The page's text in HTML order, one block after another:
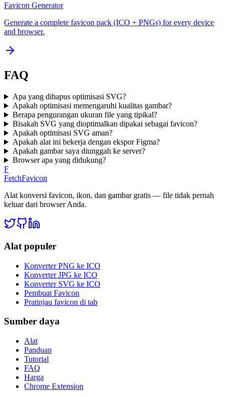
Favicon Generator
Generate a complete favicon pack (ICO + PNGs) for every device
and browser.
FAQ
Apa yang dihapus optimisasi SVG?
Apakah optimisasi memengaruhi kualitas gambar?
Berapa pengurangan ukuran file yang tipikal?
Bisakah SVG yang dioptimalkan dipakai sebagai favicon?
Apakah optimisasi SVG aman?
Apakah alat ini bekerja dengan ekspor Figma?
Apakah gambar saya diunggah ke server?
Browser apa yang didukung?
F
FetchFavicon
Alat konversi favicon, ikon, dan gambar gratis — file tidak pernah
keluar dari browser Anda.
Alat populer
Konverter PNG ke ICO
Konverter JPG ke ICO
Konverter SVG ke ICO
Pembuat Favicon
Pratinjau favicon di tab
Sumber daya
Alat
Panduan
Tutorial
FAQ
Harga
Chrome Extension